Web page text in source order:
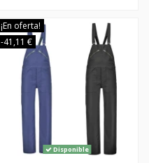
¡En oferta!
-41,11 €
Disponible